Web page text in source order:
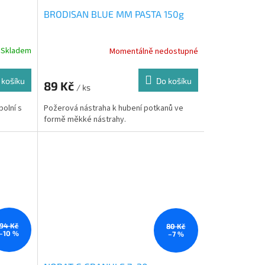
Skladem
s
BRODISAN BLUE MM PASTA 150g
Momentálně nedostupné
89 Kč / ks
Do košíku
Požerová nástraha k hubení potkanů ve
formě měkké nástrahy.
94 Kč
%
80 Kč
–7 %